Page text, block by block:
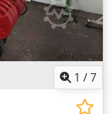
1 /7